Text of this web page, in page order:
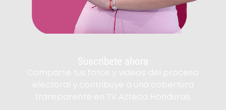
Suscribete ahora
Comparte tus fotos y videos del proceso
electoral y contribuye a una cobertura
transparente en TV Azteca Honduras.